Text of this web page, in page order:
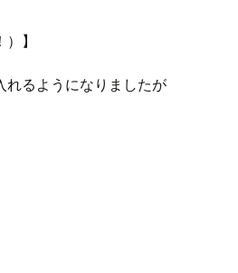
】
れるようになりましたが